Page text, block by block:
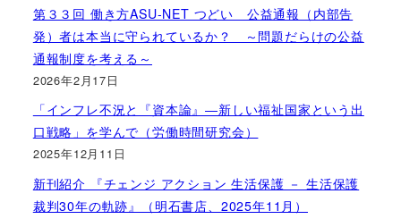
第３３回 働き方ASU-NET つどい 公益通報（内部告
発）者は本当に守られているか？ ～問題だらけの公益
通報制度を考える～
2026年2月17日
「インフレ不況と『資本論』―新しい福祉国家という出
口戦略」を学んで（労働時間研究会）
2025年12月11日
新刊紹介 『チェンジ アクション 生活保護 － 生活保護
裁判30年の軌跡』（明石書店、2025年11月）